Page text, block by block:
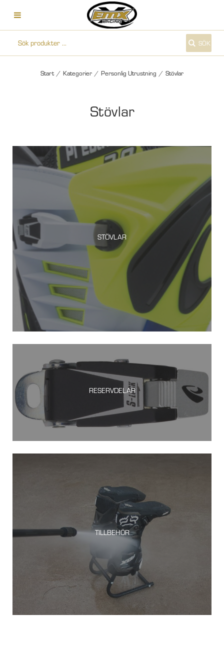
SÖK
Start / Kategorier / Personlig Utrustning / Stövlar
Stövlar
STÖVLAR
RESERVDELAR
TILLBEHÖR